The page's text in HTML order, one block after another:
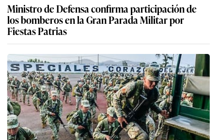
Ministro de Defensa confirma participación de
los bomberos en la Gran Parada Militar por
Fiestas Patrias